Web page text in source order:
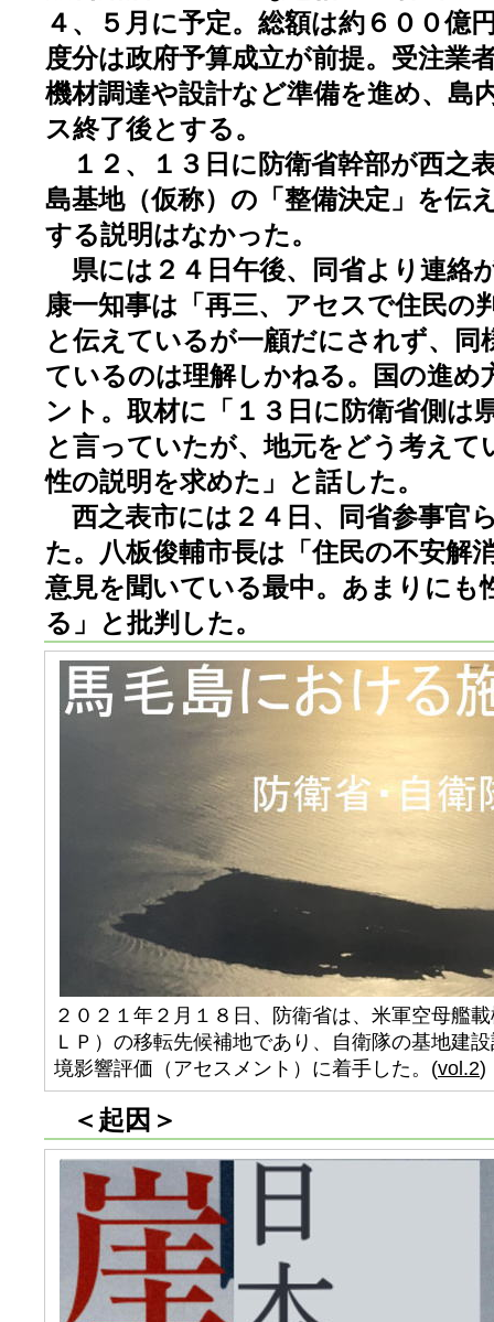
４、５月に予定。総額は約６００億
度分は政府予算成立が前提。受注業
機材調達や設計など準備を進め、島
ス終了後とする。
１２、１３日に防衛省幹部が西之
島基地（仮称）の「整備決定」を伝
する説明はなかった。
県には２４日午後、同省より連絡
康一知事は「再三、アセスで住民の
と伝えているが一顧だにされず、同
ているのは理解しかねる。国の進め
ント。取材に「１３日に防衛省側は
と言っていたが、地元をどう考えて
性の説明を求めた」と話した。
西之表市には２４日、同省参事官
た。八板俊輔市長は「住民の不安解
意見を聞いている最中。あまりにも
る」と批判した。
２０２１年２月１８日、防衛省は、米軍空母艦
ＬＰ）の移転先候補地であり、自衛隊の基地建
境影響評価（アセスメント）に着手した。(vol.2)
＜起因＞